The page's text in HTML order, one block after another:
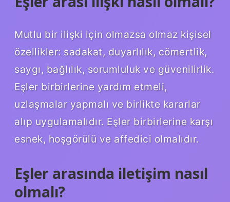
Mutlu bir ilişki için olmazsa olmaz kişisel
özellikler: sadakat, duyarlılık, cömertlik,
saygı, bağlılık, sorumluluk ve güvenilirlik.
Eşler birbirlerine yardım etmeli,
uzlaşmalar yapmalı ve birlikte kararlar
alıp uygulamalıdır. Eşler birbirlerine karşı
esnek, hoşgörülü ve affedici olmalıdır.
Eşler arasında iletişim nasıl
olmalı?